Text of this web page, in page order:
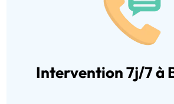
Intervention 7j/7 à